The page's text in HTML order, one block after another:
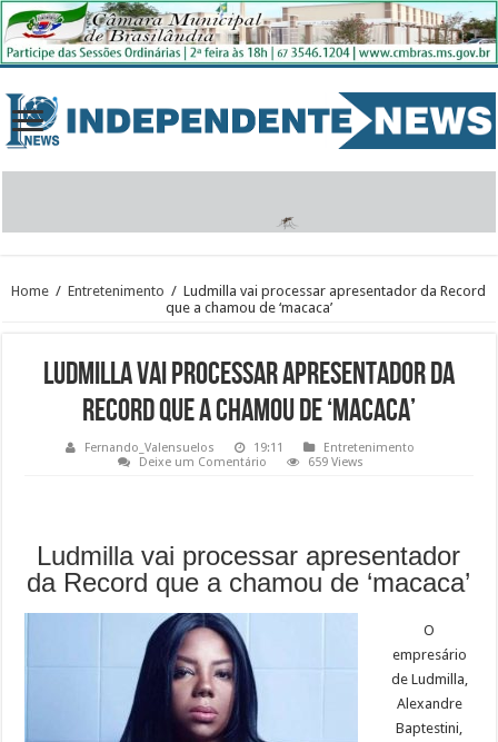
Home / Entretenimento / Ludmilla vai processar apresentador da Record
que a chamou de ‘macaca’
Ludmilla vai processar apresentador da
Record que a chamou de ‘macaca’
Fernando_Valensuelos 19:11
Entretenimento
Deixe um Comentário
659 Views
Ludmilla vai processar apresentador
da Record que a chamou de ‘macaca’
O
empresário
de Ludmilla,
Alexandre
Baptestini,